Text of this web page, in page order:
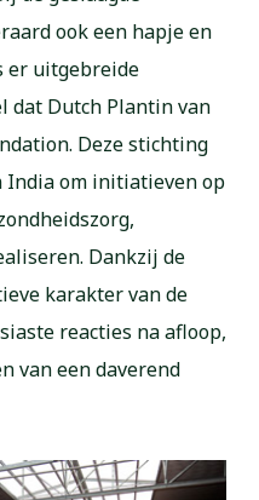
ook een hapje en
er uitgebreide
dat Dutch Plantin van
Deze stichting
om initiatieven op
Dankzij de
karakter van de
reacties na afloop,
van een daverend